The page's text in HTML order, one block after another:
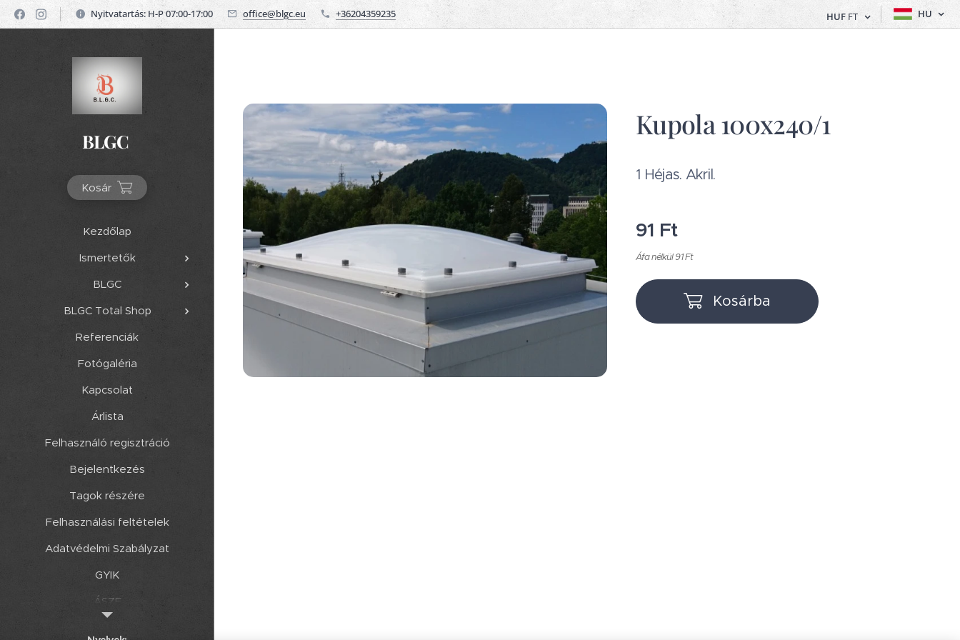
Nyitvatartás: H-P 07:00-17:00 office@blgc.eu +36204359235 HUFFT HU
BLGC
Kosár
Kezdőlap
Ismertetők
BLGC
BLGC Total Shop
Referenciák
Fotógaléria
Kapcsolat
Árlista
Felhasználó regisztráció
Bejelentkezés
Tagok részére
Felhasználási feltételek
Adatvédelmi Szabályzat
GYIK
ÁSZF
Kupola 100x240/1
1 Héjas. Akril.
91 Ft
Áfa nélkül 91 Ft
Kosárba